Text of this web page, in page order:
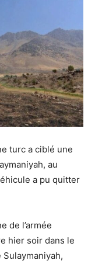
turc a ciblé une
au
a pu quitter
de l’armée
hier soir dans le